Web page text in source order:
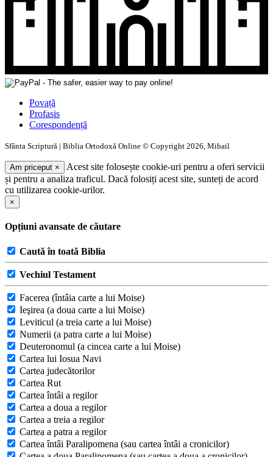
Povață
Profasis
Corespondență
Sfânta Scriptură | Biblia Ortodoxă Online © Copyright 2026, Mihail
Am priceput ×
Acest site folosește cookie-uri pentru a oferi servicii
și pentru a analiza traficul. Dacă folosiți acest site, sunteți de acord
cu utilizarea cookie-urilor.
×
Opțiuni avansate de căutare
Caută în toată Biblia
Vechiul Testament
Facerea (întâia carte a lui Moise)
Ieşirea (a doua carte a lui Moise)
Leviticul (a treia carte a lui Moise)
Numerii (a patra carte a lui Moise)
Deuteronomul (a cincea carte a lui Moise)
Cartea lui Iosua Navi
Cartea judecătorilor
Cartea Rut
Cartea întâi a regilor
Cartea a doua a regilor
Cartea a treia a regilor
Cartea a patra a regilor
Cartea întâi Paralipomena (sau cartea întâi a cronicilor)